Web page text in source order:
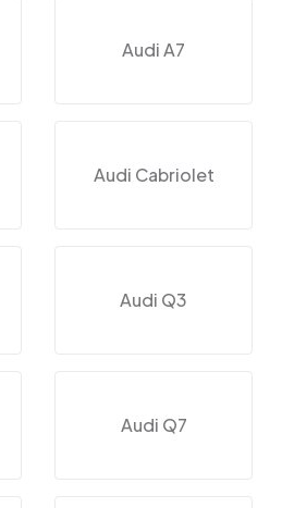
Audi A7
Audi Cabriolet
Audi Q3
Audi Q7